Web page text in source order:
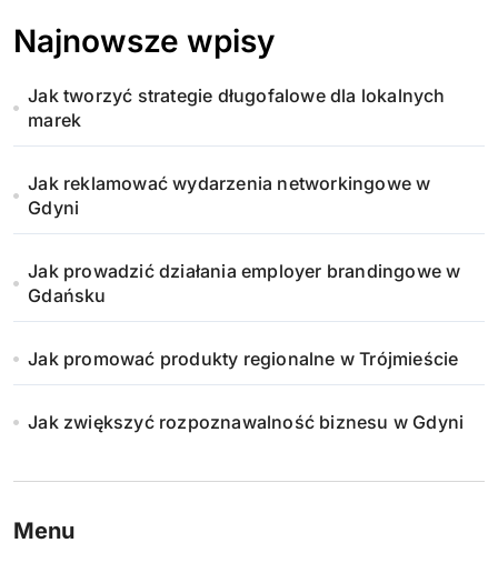
Najnowsze wpisy
Jak tworzyć strategie długofalowe dla lokalnych
marek
Jak reklamować wydarzenia networkingowe w
Gdyni
Jak prowadzić działania employer brandingowe w
Gdańsku
Jak promować produkty regionalne w Trójmieście
Jak zwiększyć rozpoznawalność biznesu w Gdyni
Menu